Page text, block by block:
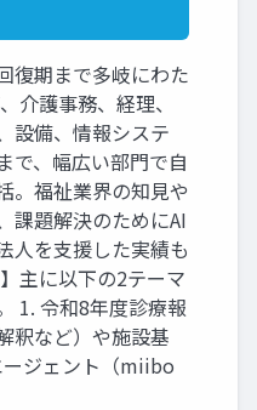
復期まで多岐にわた
介護事務、経理、
設備、情報システ
で、幅広い部門で自
。福祉業界の知見や
課題解決のためにAI
人を支援した実績も
主に以下の2テーマ
1. 令和8年度診療報
釈など）や施設基
ージェント（miibo